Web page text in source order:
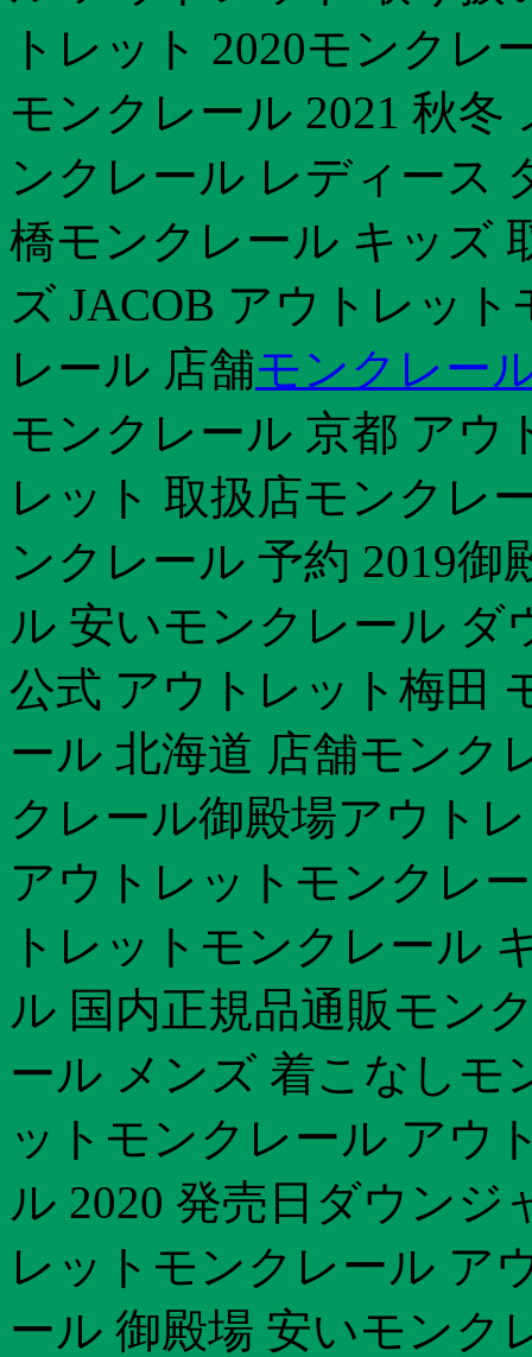
トレット 2020モンクレ
モンクレール 2021 秋
ンクレール レディース
橋モンクレール キッズ
ズ JACOB アウトレッ
レール 店舗モンクレー
モンクレール 京都 アウ
レット 取扱店モンクレ
ンクレール 予約 2019
ル 安いモンクレール ダ
公式 アウトレット梅田
ール 北海道 店舗モンク
クレール御殿場アウト
アウトレットモンクレ
トレットモンクレール
ル 国内正規品通販モン
ール メンズ 着こなしモ
ットモンクレール アウ
ル 2020 発売日ダウン
レットモンクレール ア
ール 御殿場 安いモンク